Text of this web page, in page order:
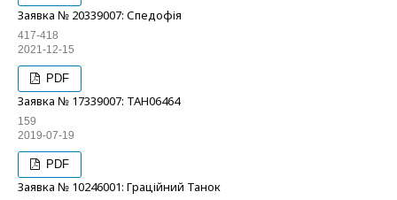
Заявка № 20339007: Спедофія
417-418
2021-12-15
PDF
Заявка № 17339007: ТАН06464
159
2019-07-19
PDF
Заявка № 10246001: Граційний Танок